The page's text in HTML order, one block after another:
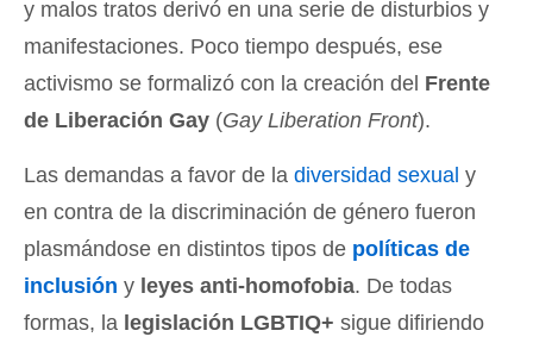
y malos tratos derivó en una serie de disturbios y
manifestaciones. Poco tiempo después, ese
activismo se formalizó con la creación del Frente
de Liberación Gay (Gay Liberation Front).
Las demandas a favor de la diversidad sexual y
en contra de la discriminación de género fueron
plasmándose en distintos tipos de políticas de
inclusión y leyes anti-homofobia. De todas
formas, la legislación LGBTIQ+ sigue difiriendo